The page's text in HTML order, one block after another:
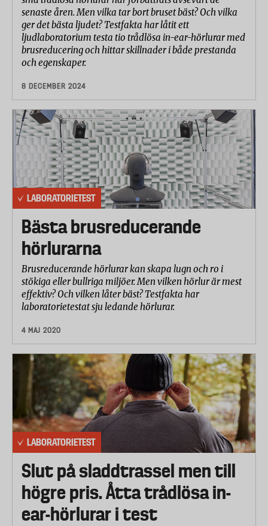
senaste åren. Men vilka tar bort bruset bäst? Och vilka
ger det bästa ljudet? Testfakta har låtit ett
ljudlaboratorium testa tio trådlösa in-ear-hörlurar med
brusreducering och hittar skillnader i både prestanda
och egenskaper.
8 DECEMBER 2024
LABORATORIETEST
Bästa brusreducerande
hörlurarna
Brusreducerande hörlurar kan skapa lugn och ro i
stökiga eller bullriga miljöer. Men vilken hörlur är mest
effektiv? Och vilken låter bäst? Testfakta har
laboratorietestat sju ledande hörlurar.
4 MAJ 2020
LABORATORIETEST
Slut på sladdtrassel men till
högre pris. Åtta trådlösa in-
ear-hörlurar i test